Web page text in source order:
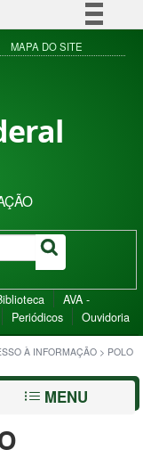
à informação
MAPA DO SITE
AVA -
Periódicos Ouvidoria
À INFORMAÇÃO > POLO
MENU